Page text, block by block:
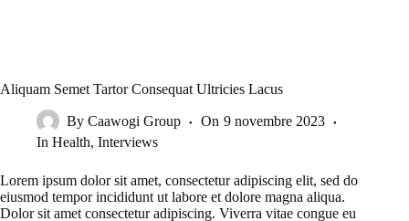
Aliquam Semet Tartor Consequat Ultricies Lacus
By Caawogi Group On 9 novembre 2023
In Health,Interviews
Lorem ipsum dolor sit amet, consectetur adipiscing elit, sed do
eiusmod tempor incididunt ut labore et dolore magna aliqua.
Dolor sit amet consectetur adipiscing. Viverra vitae congue eu